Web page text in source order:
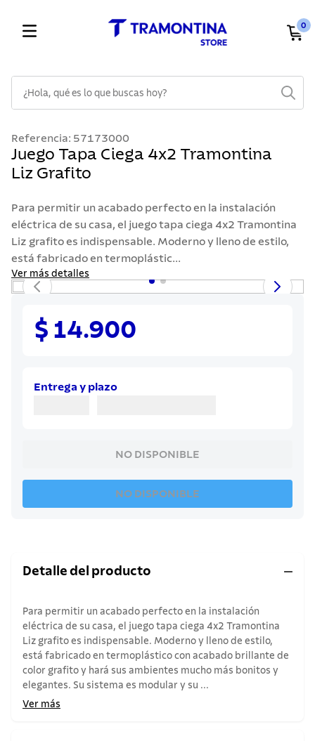
0
Referencia: 57173000
Juego Tapa Ciega 4x2 Tramontina
Liz Grafito
Para permitir un acabado perfecto en la instalación
eléctrica de su casa, el juego tapa ciega 4x2 Tramontina
Liz grafito es indispensable. Moderno y lleno de estilo,
está fabricado en termoplástic...
Ver más detalles
$ 14.900
Entrega y plazo
NO DISPONIBLE
NO DISPONIBLE
Detalle del producto
Para permitir un acabado perfecto en la instalación
eléctrica de su casa, el juego tapa ciega 4x2 Tramontina
Liz grafito es indispensable. Moderno y lleno de estilo,
está fabricado en termoplástico con acabado brillante de
color grafito y hará sus ambientes mucho más bonitos y
elegantes. Su sistema es modular y su ...
Ver más
1 .
cuchillos
2.
cubiertos
4.
ollas
5.
lavaplatos
6.
acero inoxidable
sartenes
cuchillo